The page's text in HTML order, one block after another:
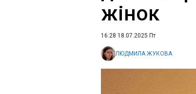
жінок
16:28 18.07.2025 Пт
ЛЮДМИЛА ЖУКОВА